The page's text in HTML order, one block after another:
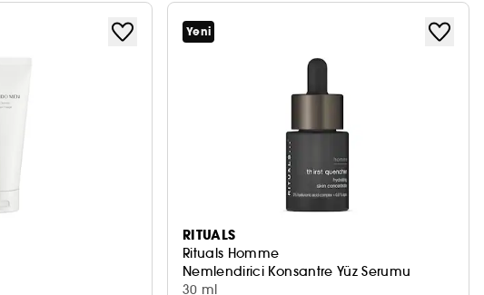
Yeni
RITUALS
Rituals Homme
Nemlendirici Konsantre Yüz Serumu
30 ml